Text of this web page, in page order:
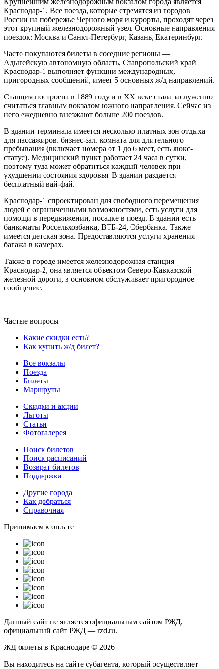
Краснодар-1. Все поезда, которые стремятся из городов
России на побережье Черного моря и курорты, проходят через
этот крупный железнодорожный узел. Основные направления
поездок: Москва и Санкт-Петербург, Казань, Екатеринбург.
Часто покупаются билеты в соседние регионы —
Адыгейскую автономную область, Ставропольский край.
Краснодар-1 выполняет функции международных,
пригородных сообщений, имеет 5 основных ж/д направлений.
Станция построена в 1889 году и в XX веке стала заслуженно
считаться главным вокзалом южного направления. Сейчас из
него ежедневно выезжают больше 200 поездов.
В здании терминала имеется несколько платных зон отдыха
для пассажиров, бизнес-зал, комната для длительного
пребывания (включает номера от 1 до 6 мест, есть люкс-
статус). Медицинский пункт работает 24 часа в сутки,
поэтому туда может обратиться каждый человек при
ухудшении состояния здоровья. В здании раздается
бесплатный вай-фай.
Краснодар-1 спроектирован для свободного перемещения
людей с ограниченными возможностями, есть услуги для
помощи в передвижении, посадке в поезд. В здании есть
банкоматы Россельхозбанка, ВТБ-24, Сбербанка. Также
имеется детская зона. Предоставляются услуги хранения
багажа в камерах.
Также в городе имеется железнодорожная станция
Краснодар-2, она является объектом Северо-Кавказской
железной дороги, в основном обслуживает пригородное
сообщение.
Частые вопросы
Какие скидки есть?
Как купить ж/д билет?
Все вокзалы
Поезда
Билеты
Маршруты
Скидки и акции
Льготы
Статьи
Фотогалерея
Поиск билетов
Поиск расписаний
Возврат билетов
Поддержка
Другие города
Как добраться
Справочная
Принимаем к оплате
Данный сайт не является официальным сайтом РЖД,
официальный сайт РЖД — rzd.ru.
ЖД билеты в Краснодаре © 2026
Вы находитесь на сайте субагента, который осуществляет